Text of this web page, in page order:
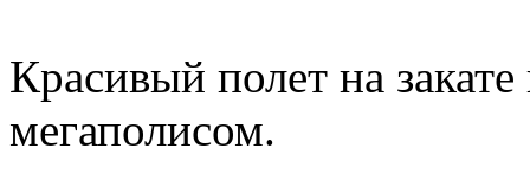
Красивый полет на
мегаполисом.